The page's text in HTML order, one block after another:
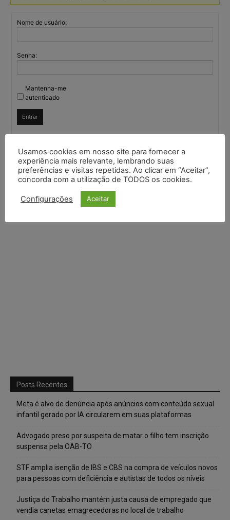
Nome de usuário:
Senha:
Mantenha-me
autenticado
Entrar
Continuar comGoogle
Posts Recentes
Meta é alvo de denúncia após anúncios com conteúdo sexual
infantil gerado por IA circularem em suas plataformas
Advogado preso por suspeita de matar o filho tem inscrição
suspensa pela OAB-TO
STF amplia isenção de IBS e CBS na compra de veículos novos
para pessoas com deficiência e autistas de todos os níveis
Justiça do Trabalho mantém justa causa de empregado que
vendia canetas emagrecedoras no local de trabalho
Usamos cookies em nosso site para fornecer a
experiência mais relevante, lembrando suas
preferências e visitas repetidas. Ao clicar em “Aceitar”,
concorda com a utilização de TODOS os cookies.
Configurações Aceitar